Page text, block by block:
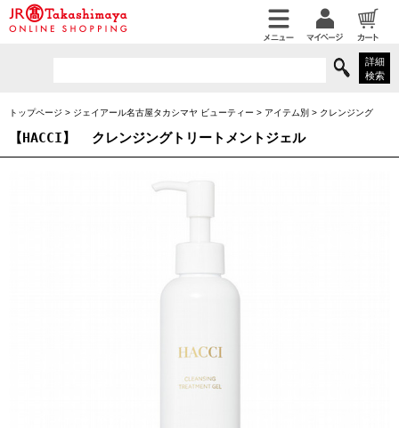
詳細
検索
トップページ > ジェイアール名古屋タカシマヤ ビューティー > アイテム別 > クレンジング
【HACCI】 クレンジングトリートメントジェル